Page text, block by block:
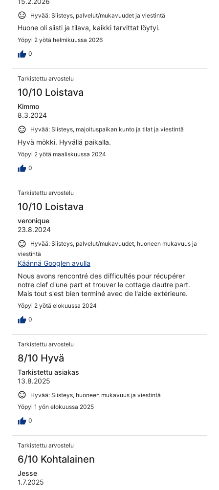
Hyvää: Siisteys, palvelut/mukavuudet ja viestintä
Huone oli siisti ja tilava, kaikki tarvittat löytyi.
Yöpyi 2 yötä helmikuussa 2026
0
Tarkistettu arvostelu
10/10 Loistava
Kimmo
8.3.2024
Hyvää: Siisteys, majoituspaikan kunto ja tilat ja viestintä
Hyvä mökki. Hyvällä paikalla.
Yöpyi 2 yötä maaliskuussa 2024
0
Tarkistettu arvostelu
10/10 Loistava
veronique
23.8.2024
Hyvää: Siisteys, palvelut/mukavuudet, huoneen mukavuus ja
viestintä
Käännä Googlen avulla
Nous avons rencontré des difficultés pour récupérer
notre clef d'une part et trouver le cottage dautre part.
Mais tout s'est bien terminé avec de l'aide extérieure.
Yöpyi 2 yötä elokuussa 2024
0
Tarkistettu arvostelu
8/10 Hyvä
Tarkistettu asiakas
13.8.2025
Hyvää: Siisteys, huoneen mukavuus ja viestintä
Yöpyi 1 yön elokuussa 2025
0
Tarkistettu arvostelu
6/10 Kohtalainen
Jesse
1.7.2025